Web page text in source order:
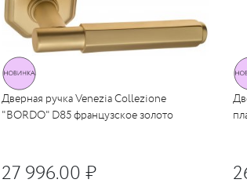
Дверная ручка Venezia Collezione
"BORDO" D85 французское золото
27 996.00 ₽